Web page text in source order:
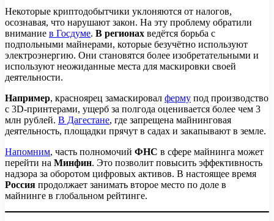
Некоторые криптодобытчики уклоняются от налогов,
осознавая, что нарушают закон. На эту проблему обратили
внимание в Госдуме. В регионах ведётся борьба с
подпольными майнерами, которые безучётно используют
электроэнергию. Они становятся более изобретательными и
используют неожиданные места для маскировки своей
деятельности.
Например, красноярец замаскировал ферму под производство
с 3D-принтерами, ущерб за полгода оценивается более чем 3
млн рублей. В Дагестане, где запрещена майнинговая
деятельность, площадки прячут в садах и закапывают в земле.
Напомним, часть полномочий ФНС в сфере майнинга может
перейти на Минфин. Это позволит повысить эффективность
надзора за оборотом цифровых активов. В настоящее время
Россия продолжает занимать второе место по доле в
майнинге в глобальном рейтинге.